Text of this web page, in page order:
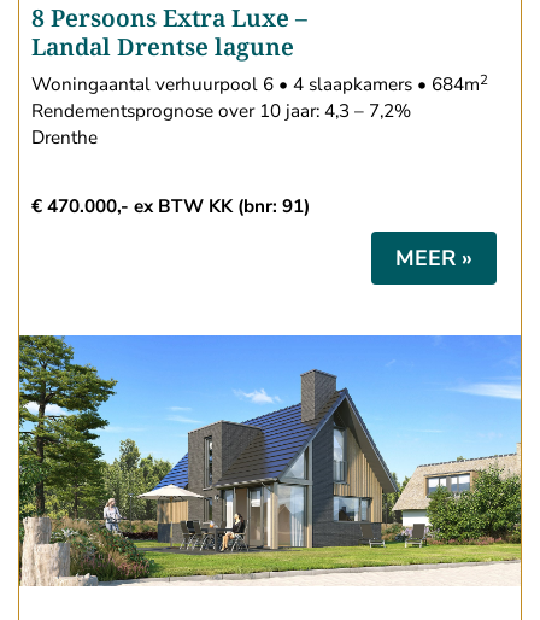
8 Persoons Extra Luxe –
Landal Drentse lagune
Woningaantal verhuurpool 6 • 4 slaapkamers • 684m2
Rendementsprognose over 10 jaar: 4,3 – 7,2%
Drenthe
€ 470.000,- ex BTW KK (bnr: 91)
MEER »